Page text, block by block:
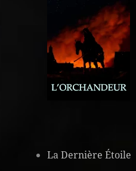
La Dernière Étoile